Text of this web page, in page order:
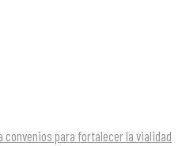
convenios para fortalecer la vialidad